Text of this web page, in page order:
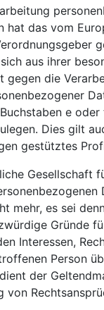
hat das vom
aus ihrer
gegen die
e
Dies gilt
gestütztes
Gesellschaft
mehr, es sei
Gründe
Interessen,
Person
der
von